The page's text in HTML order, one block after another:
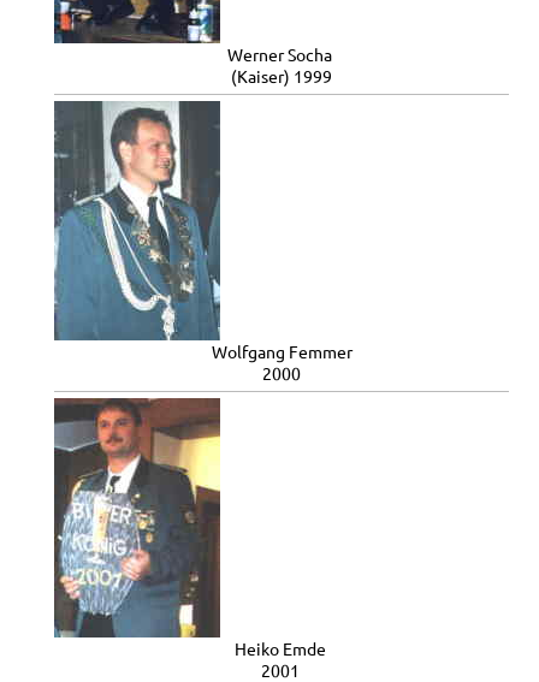
Werner Socha
(Kaiser) 1999
Wolfgang Femmer
2000
Heiko Emde
2001